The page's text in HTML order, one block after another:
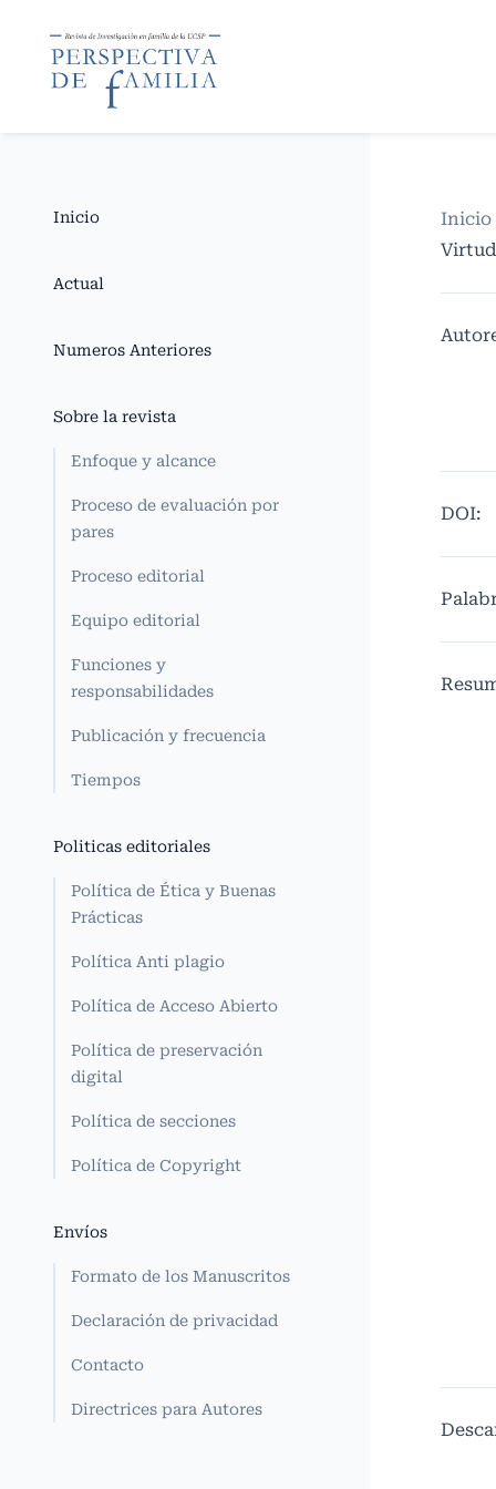
Inicio
Actual
Numeros Anteriores
Sobre la revista
Enfoque y alcance
Proceso de evaluación por
pares
Proceso editorial
Equipo editorial
Funciones y
responsabilidades
Publicación y frecuencia
Tiempos
Politicas editoriales
Política de Ética y Buenas
Prácticas
Política Anti plagio
Política de Acceso Abierto
Política de preservación
digital
Política de secciones
Política de Copyright
Envíos
Formato de los Manuscritos
Declaración de privacidad
Contacto
Directrices para Autores
Inicio
DOI: